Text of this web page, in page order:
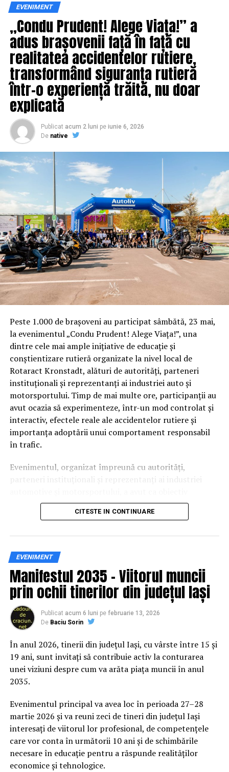
EVENIMENT
„Condu Prudent! Alege Viața!” a
adus brașovenii față în față cu
realitatea accidentelor rutiere,
transformând siguranța rutieră
într-o experiență trăită, nu doar
explicată
Publicat acum 2 luni pe iunie 6, 2026
De native
Peste 1.000 de brașoveni au participat sâmbătă, 23 mai,
la evenimentul „Condu Prudent! Alege Viața!”, una
dintre cele mai ample inițiative de educație și
conștientizare rutieră organizate la nivel local de
Rotaract Kronstadt, alături de autorități, parteneri
instituționali și reprezentanți ai industriei auto și
motorsportului. Timp de mai multe ore, participanții au
avut ocazia să experimenteze, într-un mod controlat și
interactiv, efectele reale ale accidentelor rutiere și
importanța adoptării unui comportament responsabil
în trafic.
Evenimentul, organizat împreună cu autorități,
parteneri instituționali și reprezentanți ai industriei
principal transformarea prevenției într-o experiență
practică și accesibilă publicului larg.
Siguranța rutieră, adusă mai
aproape de comunitate
Datele privind accidentele rutiere din România continuă
să evidențieze necesitatea unor inițiative de educație și
prevenție. În 2025, peste 3.000 de persoane au fost
rănite grav în accidente rutiere, iar mai mult de 1.300 și-
au pierdut viața pe șoselele din țară.
În acest context, campania „Condu Prudent! Alege
Viața!” își propune să transforme informația teoretică
într-o experiență directă, prin simulări și demonstrații
care îi ajută pe participanți să înțeleagă concret
impactul deciziilor luate în trafic.
Comunitatea și colaborarea
CITESTE IN CONTINUARE
EVENIMENT
Manifestul 2035 – Viitorul muncii
prin ochii tinerilor din județul Iași
Publicat acum 6 luni pe februarie 13, 2026
De Baciu Sorin
În anul 2026, tinerii din județul Iași, cu vârste între 15 și
19 ani, sunt invitați să contribuie activ la conturarea
unei viziuni despre cum va arăta piața muncii în anul
2035.
Evenimentul principal va avea loc în perioada 27–28
martie 2026 și va reuni zeci de tineri din județul Iași
interesați de viitorul lor profesional, de competențele
care vor conta în următorii 10 ani și de schimbările
necesare în educație pentru a răspunde realităților
economice și tehnologice.